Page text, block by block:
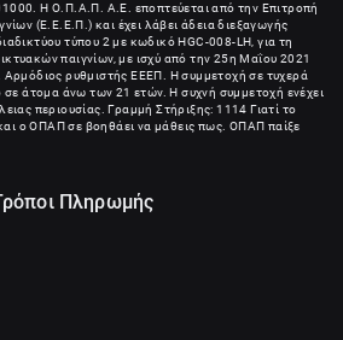
. Η Ο.Π.Α.Π. Α.Ε. εποπτεύεται από την Επιτροπή
(Ε.Ε.Ε.Π.) και έχει λάβει άδεια διεξαγωγής
τύπου 2 με κωδικό HGC-008-LH, για τη
παιγνίων, με ισχύ από την 25η Μαΐου 2021
ρυθμιστής ΕΕΕΠ. Η συμμετοχή σε τυχερά
σε άτομα άνω των 21 ετών. Η συχνή συμμετοχή ενέχει
περιουσίας. Γραμμή Στήριξης: 1114 Γιατί το
και ο ΟΠΑΠ σε βοηθάει να μάθεις πως. ΟΠΑΠ παίξε
Πληρωμής